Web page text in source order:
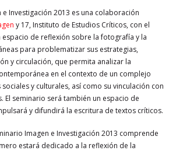
e Investigación 2013 es una colaboración
y 17, Instituto de Estudios Críticos, con el
de reflexión sobre la fotografía y la
para problematizar sus estrategias,
y circulación, que permita analizar la
en el contexto de un complejo
y culturales, así como su vinculación con
El seminario será también un espacio de
y difundirá la escritura de textos críticos.
Imagen e Investigación 2013 comprende
estará dedicado a la reflexión de la